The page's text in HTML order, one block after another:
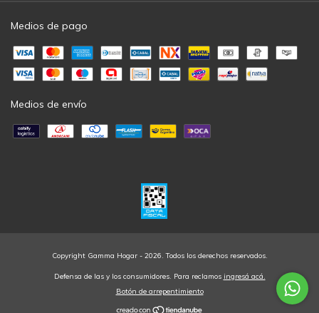
Medios de pago
Medios de envío
Copyright Gamma Hogar - 2026. Todos los derechos reservados.
Defensa de las y los consumidores. Para reclamos ingresá acá.
Botón de arrepentimiento